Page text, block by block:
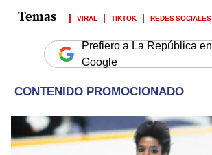
VIRAL TIKTOK REDES SOCIALES
Prefiero a La República en
Google